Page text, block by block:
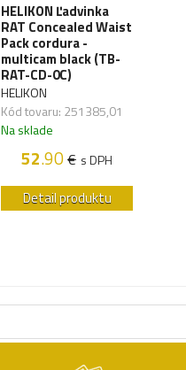
HELIKON Ľadvinka
RAT Concealed Waist
Pack cordura -
multicam black (TB-
RAT-CD-0C)
HELIKON
Kód tovaru: 251385,01
Na sklade
52.90€ s DPH
Detail produktu